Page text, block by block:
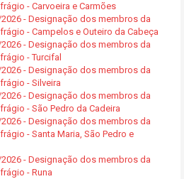
- Carvoeira e Carmões
2026 - Designação dos membros da
- Campelos e Outeiro da Cabeça
2026 - Designação dos membros da
- Turcifal
2026 - Designação dos membros da
- Silveira
2026 - Designação dos membros da
- São Pedro da Cadeira
2026 - Designação dos membros da
- Santa Maria, São Pedro e
2026 - Designação dos membros da
- Runa